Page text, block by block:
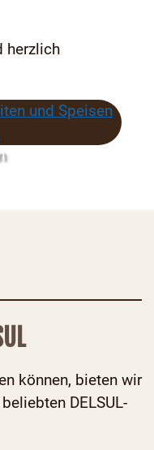
herzlich
können, bieten wir
DELSUL-